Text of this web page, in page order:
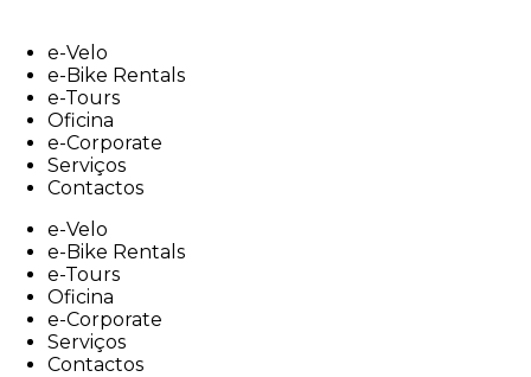
contente-Velo
e-Bike Rentals
e-Tours
Oficina
e-Corporate
Serviços
Contactos
e-Velo
e-Bike Rentals
e-Tours
Oficina
e-Corporate
Serviços
Contactos